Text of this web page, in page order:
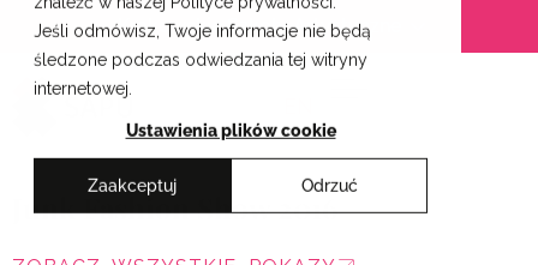
Jeśli odmówisz, Twoje informacje nie będą
śledzone podczas odwiedzania tej witryny
internetowej.
Ustawienia plików cookie
Zaakceptuj Odrzuć
Przejdź
treści
Krakowskie Szkoły Artystyczne
Junk Fashion Show 2016